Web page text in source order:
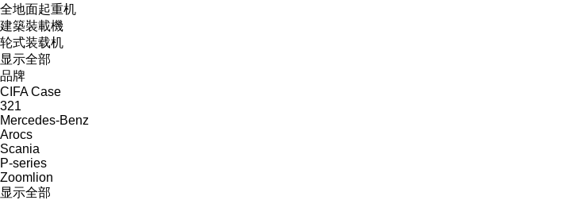
全地面起重机
建築裝載機
轮式装载机
显示全部
品牌
CIFA Case
321
Mercedes-Benz
Arocs
Scania
P-series
Zoomlion
显示全部